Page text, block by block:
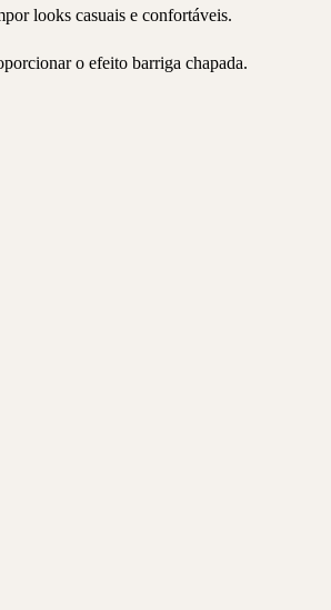
looks casuais e confortáveis.
o efeito barriga chapada.